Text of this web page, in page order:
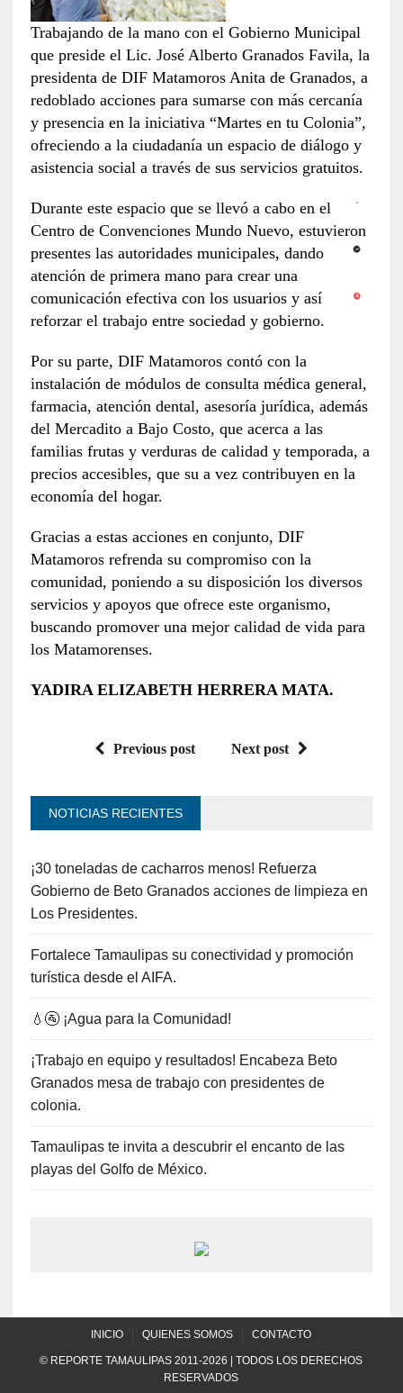
Trabajando de la mano con el Gobierno Municipal
que preside el Lic. José Alberto Granados Favila, la
presidenta de DIF Matamoros Anita de Granados, a
redoblado acciones para sumarse con más cercanía
y presencia en la iniciativa “Martes en tu Colonia”,
ofreciendo a la ciudadanía un espacio de diálogo y
asistencia social a través de sus servicios gratuitos.
Durante este espacio que se llevó a cabo en el
Centro de Convenciones Mundo Nuevo, estuvieron
presentes las autoridades municipales, dando
atención de primera mano para crear una
comunicación efectiva con los usuarios y así
reforzar el trabajo entre sociedad y gobierno.
Por su parte, DIF Matamoros contó con la
instalación de módulos de consulta médica general,
farmacia, atención dental, asesoría jurídica, además
del Mercadito a Bajo Costo, que acerca a las
familias frutas y verduras de calidad y temporada, a
precios accesibles, que su a vez contribuyen en la
economía del hogar.
Gracias a estas acciones en conjunto, DIF
Matamoros refrenda su compromiso con la
comunidad, poniendo a su disposición los diversos
servicios y apoyos que ofrece este organismo,
buscando promover una mejor calidad de vida para
los Matamorenses.
YADIRA ELIZABETH HERRERA MATA.
Previous post Next post
NOTICIAS RECIENTES
¡30 toneladas de cacharros menos! Refuerza
Gobierno de Beto Granados acciones de limpieza en
Los Presidentes.
Fortalece Tamaulipas su conectividad y promoción
turística desde el AIFA.
💧🚰 ¡Agua para la Comunidad!
¡Trabajo en equipo y resultados! Encabeza Beto
Granados mesa de trabajo con presidentes de
colonia.
Tamaulipas te invita a descubrir el encanto de las
playas del Golfo de México.
INICIO QUIENES SOMOS CONTACTO
© REPORTE TAMAULIPAS 2011-2026 | TODOS LOS DERECHOS
RESERVADOS